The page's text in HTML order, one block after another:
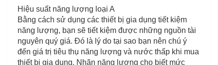
Hiệu suất năng lượng loại A
Bằng cách sử dụng các thiết bị gia dụng tiết kiệm
năng lượng, bạn sẽ tiết kiệm được những nguồn tài
nguyên quý giá. Đó là lý do tại sao bạn nên chú ý
đến giá trị tiêu thụ năng lượng và nước thấp khi mua
thiết bị gia dụng. Nhãn năng lượng cho biết mức